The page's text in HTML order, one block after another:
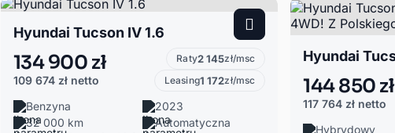
Hyundai Tucson IV 1.6
134 900 zł
109 674 zł netto
Raty2 145zł/msc
Leasing1 172zł/msc
Benzyna
2023
32 000 km
Automatyczna
144 850 zł
117 764 zł netto
Hybrydowy